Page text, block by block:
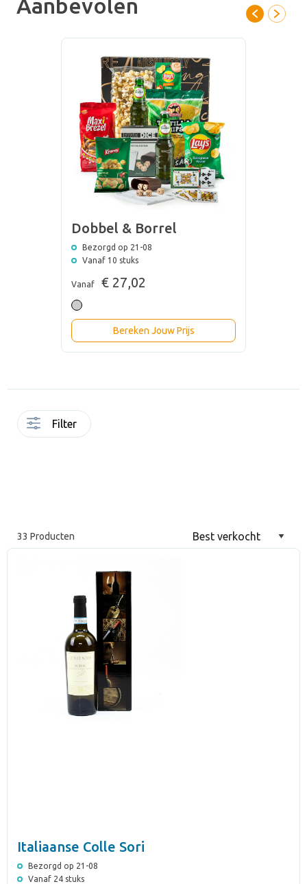
toe met een warm kerstpakket.
Aanbevolen
Dobbel & Borrel
Bezorgd op 21-08
Vanaf 10 stuks
Vanaf € 27,02
Bereken Jouw Prijs
Filter
33 Producten
Italiaanse Colle Sori
Bezorgd op 21-08
Vanaf 24 stuks